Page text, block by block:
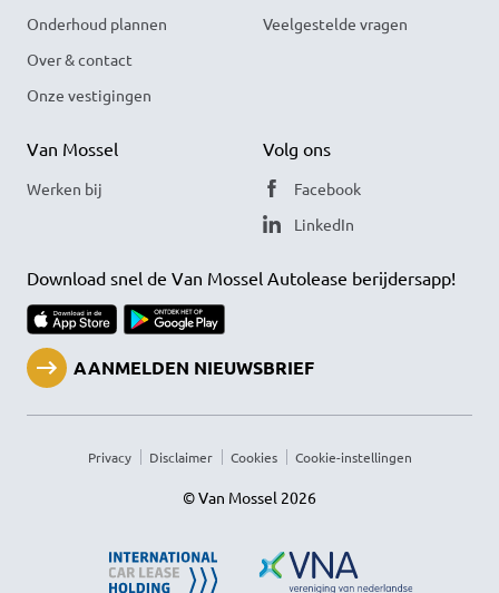
Onderhoud plannen
Over & contact
Onze vestigingen
Veelgestelde vragen
Van Mossel
Werken bij
Volg ons
Facebook
LinkedIn
Download snel de Van Mossel Autolease berijdersapp!
AANMELDEN NIEUWSBRIEF
Privacy Disclaimer Cookies Cookie-instellingen
© Van Mossel 2026